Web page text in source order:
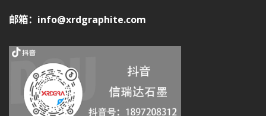
邮箱：info@xrdgraphite.com